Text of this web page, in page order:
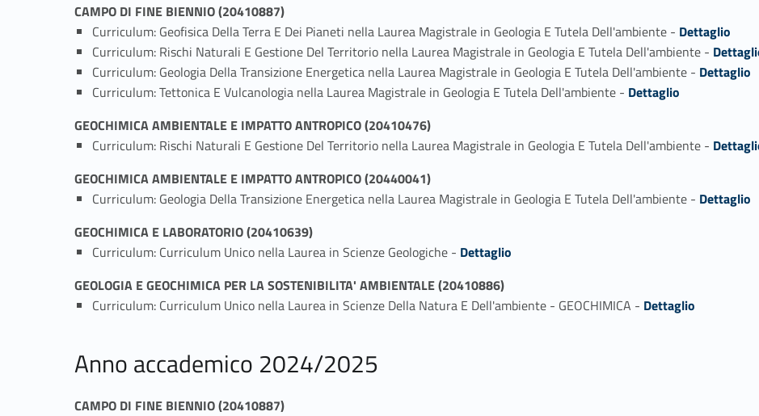
CAMPO DI FINE BIENNIO (20410887)
Curriculum: Geofisica Della Terra E Dei Pianeti nella Laurea Magistrale in Geologia E Tutela Dell'ambiente - Link identifier #identifier_person_20791-1
Dettaglio
Curriculum: Rischi Naturali E Gestione Del Territorio nella Laurea Magistrale in Geologia E Tutela Dell'ambiente - Link identifier #identifier_person_22855-2
Curriculum: Geologia Della Transizione Energetica nella Laurea Magistrale in Geologia E Tutela Dell'ambiente - Link identifier #identifier_person_14446-3
Dettaglio
Curriculum: Tettonica E Vulcanologia nella Laurea Magistrale in Geologia E Tutela Dell'ambiente - Link identifier #identifier_person_96149-4
Dettaglio
GEOCHIMICA AMBIENTALE E IMPATTO ANTROPICO (20410476)
Curriculum: Rischi Naturali E Gestione Del Territorio nella Laurea Magistrale in Geologia E Tutela Dell'ambiente - Link identifier #identifier_person_173230-1
GEOCHIMICA AMBIENTALE E IMPATTO ANTROPICO (20440041)
Curriculum: Geologia Della Transizione Energetica nella Laurea Magistrale in Geologia E Tutela Dell'ambiente - Link identifier #identifier_person_166561-1
Dettaglio
GEOCHIMICA E LABORATORIO (20410639)
Curriculum: Curriculum Unico nella Laurea in Scienze Geologiche - Link identifier #identifier_person_49921-1
Dettaglio
GEOLOGIA E GEOCHIMICA PER LA SOSTENIBILITA' AMBIENTALE (20410886)
Curriculum: Curriculum Unico nella Laurea in Scienze Della Natura E Dell'ambiente - GEOCHIMICA - Link identifier #identifier_person_198560-1
Dettaglio
Anno accademico 2024/2025
CAMPO DI FINE BIENNIO (20410887)